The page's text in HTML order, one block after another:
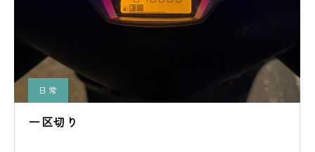
日常
一区切り